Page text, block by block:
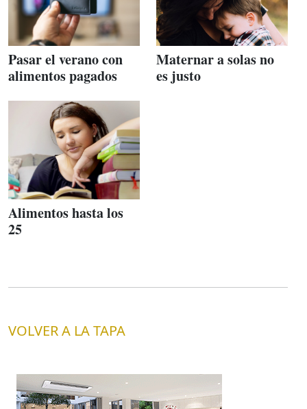
Pasar el verano con
alimentos pagados
Maternar a solas no
es justo
Alimentos hasta los
25
VOLVER A LA TAPA